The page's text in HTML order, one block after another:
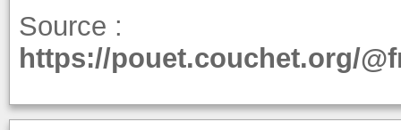
Source :
https://pouet.couchet.org/